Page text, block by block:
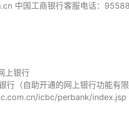
中国工商银行客服电话：95588
上银行
（自助开通的网上银行功能有限
icbc/perbank/index.jsp